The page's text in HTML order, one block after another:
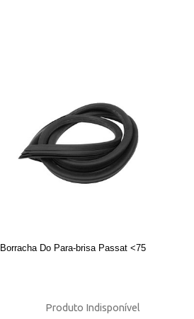
Borracha Do Para-brisa Passat <75
Produto Indisponível